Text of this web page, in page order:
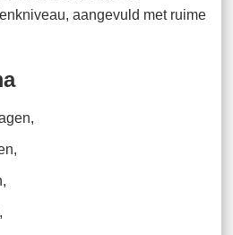
aangevuld met ruime